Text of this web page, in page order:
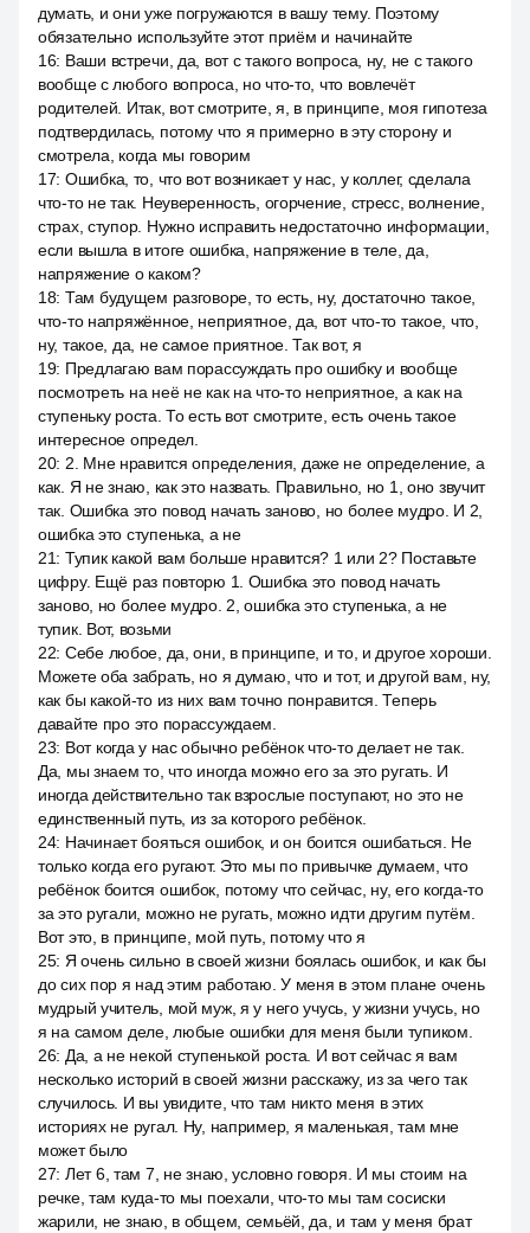
думать, и они уже погружаются в вашу тему. Поэтому
обязательно используйте этот приём и начинайте
16: Ваши встречи, да, вот с такого вопроса, ну, не с такого
вообще с любого вопроса, но что-то, что вовлечёт
родителей. Итак, вот смотрите, я, в принципе, моя гипотеза
подтвердилась, потому что я примерно в эту сторону и
смотрела, когда мы говорим
17: Ошибка, то, что вот возникает у нас, у коллег, сделала
что-то не так. Неуверенность, огорчение, стресс, волнение,
страх, ступор. Нужно исправить недостаточно информации,
если вышла в итоге ошибка, напряжение в теле, да,
напряжение о каком?
18: Там будущем разговоре, то есть, ну, достаточно такое,
что-то напряжённое, неприятное, да, вот что-то такое, что,
ну, такое, да, не самое приятное. Так вот, я
19: Предлагаю вам порассуждать про ошибку и вообще
посмотреть на неё не как на что-то неприятное, а как на
ступеньку роста. То есть вот смотрите, есть очень такое
интересное определ.
20: 2. Мне нравится определения, даже не определение, а
как. Я не знаю, как это назвать. Правильно, но 1, оно звучит
так. Ошибка это повод начать заново, но более мудро. И 2,
ошибка это ступенька, а не
21: Тупик какой вам больше нравится? 1 или 2? Поставьте
цифру. Ещё раз повторю 1. Ошибка это повод начать
заново, но более мудро. 2, ошибка это ступенька, а не
тупик. Вот, возьми
22: Себе любое, да, они, в принципе, и то, и другое хороши.
Можете оба забрать, но я думаю, что и тот, и другой вам, ну,
как бы какой-то из них вам точно понравится. Теперь
давайте про это порассуждаем.
23: Вот когда у нас обычно ребёнок что-то делает не так.
Да, мы знаем то, что иногда можно его за это ругать. И
иногда действительно так взрослые поступают, но это не
единственный путь, из за которого ребёнок.
24: Начинает бояться ошибок, и он боится ошибаться. Не
только когда его ругают. Это мы по привычке думаем, что
ребёнок боится ошибок, потому что сейчас, ну, его когда-то
за это ругали, можно не ругать, можно идти другим путём.
Вот это, в принципе, мой путь, потому что я
25: Я очень сильно в своей жизни боялась ошибок, и как бы
до сих пор я над этим работаю. У меня в этом плане очень
мудрый учитель, мой муж, я у него учусь, у жизни учусь, но
я на самом деле, любые ошибки для меня были тупиком.
26: Да, а не некой ступенькой роста. И вот сейчас я вам
несколько историй в своей жизни расскажу, из за чего так
случилось. И вы увидите, что там никто меня в этих
историях не ругал. Ну, например, я маленькая, там мне
может было
27: Лет 6, там 7, не знаю, условно говоря. И мы стоим на
речке, там куда-то мы поехали, что-то мы там сосиски
жарили, не знаю, в общем, семьёй, да, и там у меня брат